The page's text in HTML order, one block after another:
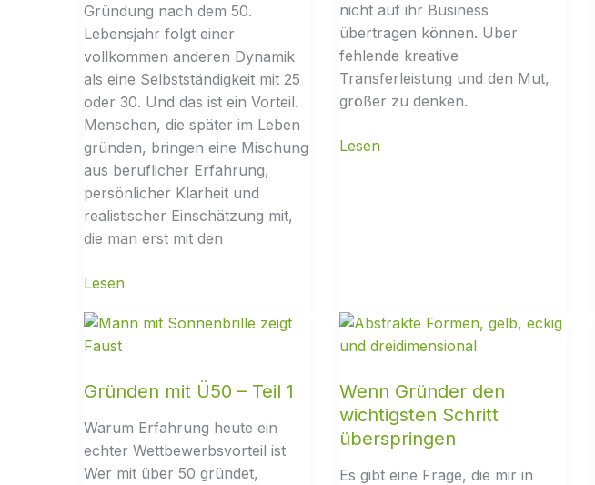
Gründung nach dem 50.
Lebensjahr folgt einer
vollkommen anderen Dynamik
als eine Selbstständigkeit mit 25
oder 30. Und das ist ein Vorteil.
Menschen, die später im Leben
gründen, bringen eine Mischung
aus beruflicher Erfahrung,
persönlicher Klarheit und
realistischer Einschätzung mit,
die man erst mit den
nicht auf ihr Business
übertragen können. Über
fehlende kreative
Transferleistung und den Mut,
größer zu denken.
Gründen mit Ü50 – Teil 1
Warum Erfahrung heute ein
echter Wettbewerbsvorteil ist
Wer mit über 50 gründet,
Wenn Gründer den
wichtigsten Schritt
überspringen
Es gibt eine Frage, die mir in